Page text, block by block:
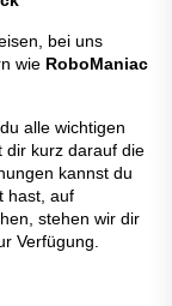
bei uns
wie RoboManiac
alle wichtigen
dir kurz darauf die
kannst du
hast, auf
stehen wir dir
Verfügung.